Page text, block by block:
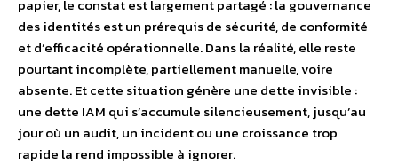
papier, le constat est largement partagé : la gouvernance
des identités est un prérequis de sécurité, de conformité
et d’efficacité opérationnelle. Dans la réalité, elle reste
pourtant incomplète, partiellement manuelle, voire
absente. Et cette situation génère une dette invisible :
une dette IAM qui s’accumule silencieusement, jusqu’au
jour où un audit, un incident ou une croissance trop
rapide la rend impossible à ignorer.